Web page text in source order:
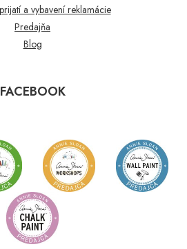
a vybavení reklamácie
Predajňa
Blog
FACEBOOK